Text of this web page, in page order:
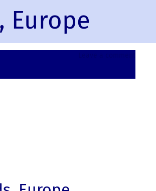
Europe